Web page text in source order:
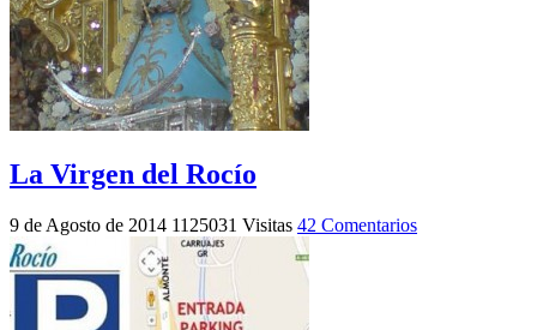
La Virgen del Rocío
9 de Agosto de 2014 1125031 Visitas 42 Comentarios